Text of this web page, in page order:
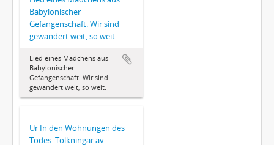
Babylonischer
Gefangenschaft. Wir sind
gewandert weit, so weit.
Lied eines Mädchens aus
Babylonischer
Gefangenschaft. Wir sind
gewandert weit, so weit.
Ur In den Wohnungen des
Todes. Tolkningar av